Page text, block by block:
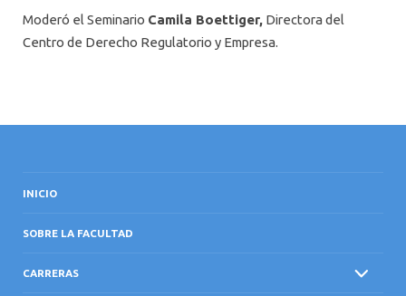
Moderó el Seminario Camila Boettiger, Directora del
Centro de Derecho Regulatorio y Empresa.
INICIO
SOBRE LA FACULTAD
CARRERAS